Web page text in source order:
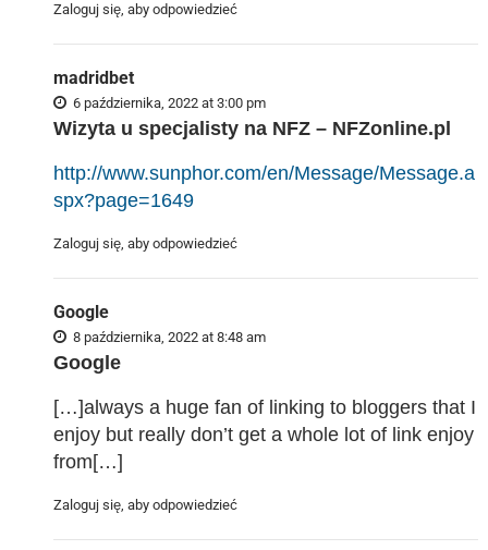
Zaloguj się, aby odpowiedzieć
madridbet
6 października, 2022 at 3:00 pm
Wizyta u specjalisty na NFZ – NFZonline.pl
http://www.sunphor.com/en/Message/Message.a
spx?page=1649
Zaloguj się, aby odpowiedzieć
Google
8 października, 2022 at 8:48 am
Google
[…]always a huge fan of linking to bloggers that I
enjoy but really don’t get a whole lot of link enjoy
from[…]
Zaloguj się, aby odpowiedzieć